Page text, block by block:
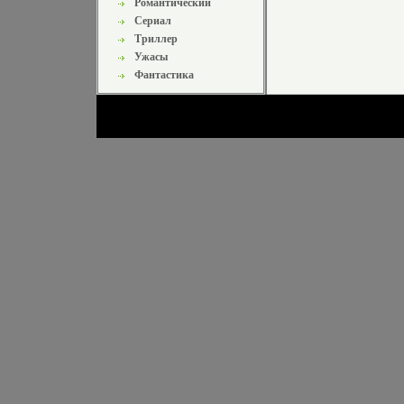
Романтический
Сериал
Триллер
Ужасы
Фантастика